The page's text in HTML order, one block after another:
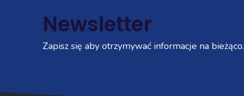
Newsletter
Zapisz się aby otrzymywać informacje na bieżąco.